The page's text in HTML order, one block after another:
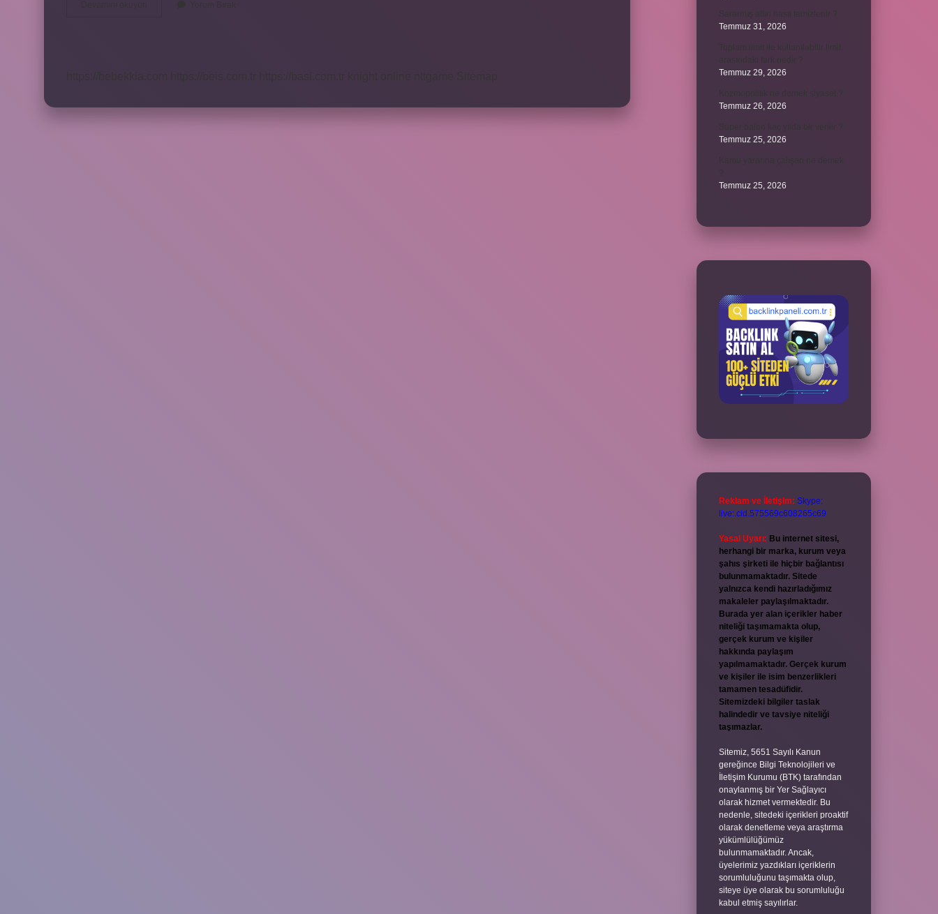
Temmuz 31, 2026
Temmuz 29, 2026
Temmuz 26, 2026
Temmuz 25, 2026
Temmuz 25, 2026
Reklam ve İletişim: Skype:
live:.cid.575569c608265c69
Yasal Uyarı: Bu internet sitesi,
herhangi bir marka, kurum veya
şahıs şirketi ile hiçbir bağlantısı
bulunmamaktadır. Sitede
yalnızca kendi hazırladığımız
makaleler paylaşılmaktadır.
Burada yer alan içerikler haber
niteliği taşımamakta olup,
gerçek kurum ve kişiler
hakkında paylaşım
yapılmamaktadır. Gerçek kurum
ve kişiler ile isim benzerlikleri
tamamen tesadüfidir.
Sitemizdeki bilgiler taslak
halindedir ve tavsiye niteliği
taşımazlar.
Sitemiz, 5651 Sayılı Kanun
gereğince Bilgi Teknolojileri ve
İletişim Kurumu (BTK) tarafından
onaylanmış bir Yer Sağlayıcı
olarak hizmet vermektedir. Bu
nedenle, sitedeki içerikleri proaktif
olarak denetleme veya araştırma
yükümlülüğümüz
bulunmamaktadır. Ancak,
üyelerimiz yazdıkları içeriklerin
sorumluluğunu taşımakta olup,
siteye üye olarak bu sorumluluğu
kabul etmiş sayılırlar.